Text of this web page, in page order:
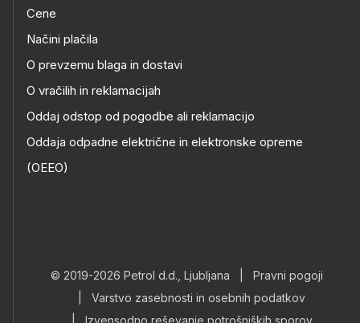
Cene
Načini plačila
O prevzemu blaga in dostavi
O vračilih in reklamacijah
Oddaj odstop od pogodbe ali reklamacijo
Oddaja odpadne električne in elektronske opreme
(OEEO)
© 2019-2026 Petrol d.d., Ljubljana
Pravni pogoji
Varstvo zasebnosti in osebnih podatkov
Izvensodno reševanje potrošniških sporov